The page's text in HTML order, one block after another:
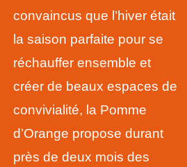
convaincus que l’hiver était
la saison parfaite pour se
réchauffer ensemble et
créer de beaux espaces de
convivialité, la Pomme
d’Orange propose durant
près de deux mois des